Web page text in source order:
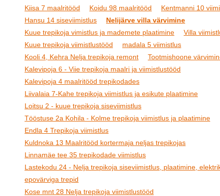
Kiisa 7 maalritööd
Koidu 98 maalritööd
Kentmanni 10
Hansu 14 siseviimistlus
Nelijärve villa värvimine
Kuue trepikoja vimistlus ja mademete plaatimine
Villa
Kuue trepikoja viimistlustööd
madala 5 viimistlus
Kooli 4, Kehra Nelja trepikoja remont
Tootmishoone
Kalevipoja 6 - Viie trepikoja maalri ja viimistlustööd
Kalevipoja 4 maalritööd trepikodades
Liivalaia 7-Kahe trepikoja viimistlus ja esikute plaatimine
Loitsu 2 - kuue trepikoja siseviimistlus
Tööstuse 2a Kohila - Kolme trepikoja viimistlus ja plaatimine
Endla 4 Trepikoja viimistlus
Kuldnoka 13 Maalritööd kortermaja neljas trepikojas
Linnamäe tee 35 trepikodade viimistlus
Lastekodu 24 - Nelja trepikoja siseviimistlus, plaatimine,
epovärviga trepid
Kose mnt 28 Nelja trepikoja viimistlustööd